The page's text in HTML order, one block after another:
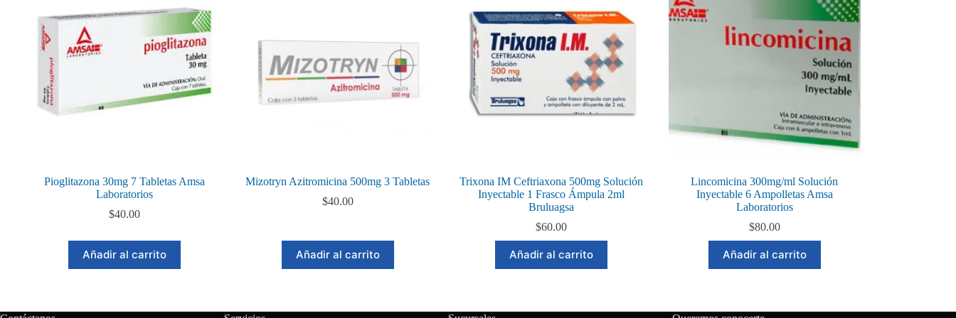
Pioglitazona 30mg 7 Tabletas Amsa
Laboratorios
$40.00
Añadir al carrito
Mizotryn Azitromicina 500mg 3 Tabletas
$40.00
Añadir al carrito
Trixona IM Ceftriaxona 500mg Solución
Inyectable 1 Frasco Ámpula 2ml
Bruluagsa
$60.00
Añadir al carrito
Lincomicina 300mg/ml Solución
Inyectable 6 Ampolletas Amsa
Laboratorios
$80.00
Añadir al carrito